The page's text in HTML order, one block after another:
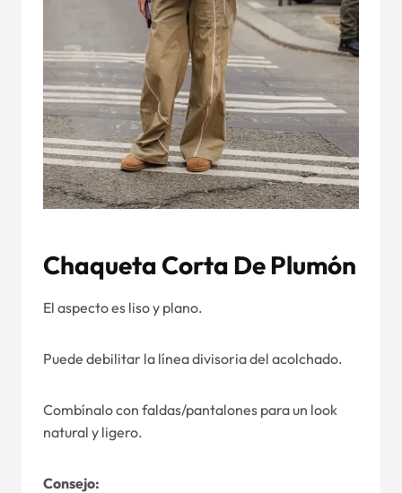
Chaqueta Corta De Plumón
El aspecto es liso y plano.
Puede debilitar la línea divisoria del acolchado.
Combínalo con faldas/pantalones para un look
natural y ligero.
Consejo: